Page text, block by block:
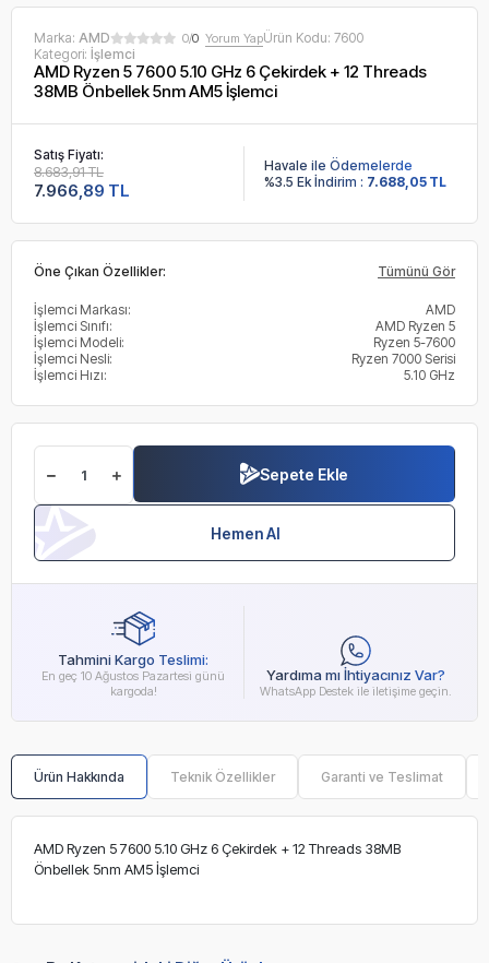
Marka: AMD 0/0 Yorum YapÜrün Kodu: 7600
Kategori: İşlemci
AMD Ryzen 5 7600 5.10 GHz 6 Çekirdek + 12 Threads
38MB Önbellek 5nm AM5 İşlemci
Satış Fiyatı:
7.966,89 TL
8.683,91 TL
Havale ile Ödemelerde
%3.5 Ek İndirim : 7.688,05 TL
Öne Çıkan Özellikler: Tümünü Gör
İşlemci Markası:
AMD
İşlemci Sınıfı:
AMD Ryzen 5
İşlemci Modeli:
Ryzen 5-7600
İşlemci Nesli:
Ryzen 7000 Serisi
İşlemci Hızı:
5.10 GHz
Sepete Ekle
Hemen Al
Tahmini Kargo Teslimi:
En geç 10 Ağustos Pazartesi günü
kargoda!
Yardıma mı İhtiyacınız Var?
WhatsApp Destek ile iletişime geçin.
Ürün Hakkında Teknik Özellikler Garanti ve Teslimat
AMD Ryzen 5 7600 5.10 GHz 6 Çekirdek + 12 Threads 38MB
Önbellek 5nm AM5 İşlemci